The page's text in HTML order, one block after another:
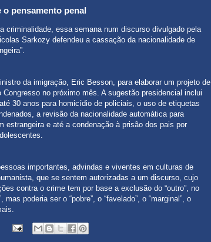
pensamento penal
criminalidade, essa semana num discurso divulgado pela
Sarkozy defendeu a cassação da nacionalidade de
da imigração, Eric Besson, para elaborar um projeto de
Congresso no próximo mês. A sugestão presidencial inclui
30 anos para homicídio de policiais, o uso de etiquetas
a revisão da nacionalidade automática para
estrangeira e até a condenação à prisão dos pais por
importantes, advindas e viventes em culturas de
que se sentem autorizadas a um discurso, cujo
contra o crime tem por base a exclusão do “outro”, no
mas poderia ser o “pobre”, o “favelado”, o “marginal”, o